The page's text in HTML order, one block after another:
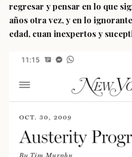
regresar y pensar en lo que
años otra vez, y en lo
edad, cuan inexpertos y